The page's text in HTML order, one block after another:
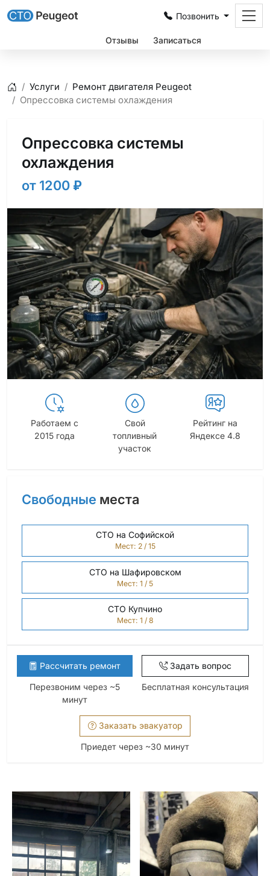
Позвонить
Отзывы Записаться
ГлавнаяУслуги
Ремонт двигателя Peugeot
Опрессовка системы охлаждения
Опрессовка системы
охлаждения
от 1200 ₽
Работаем с
2015 года
Свой
топливный
участок
Рейтинг на
Яндексе 4.8
Свободные места
СТО на Софийской
Мест: 2 / 15
СТО на Шафировском
Мест: 1 / 5
СТО Купчино
Мест: 1 / 8
Рассчитать ремонт
Перезвоним через ~5
минут
Задать вопрос
Бесплатная консультация
Заказать эвакуатор
Приедет через ~30 минут